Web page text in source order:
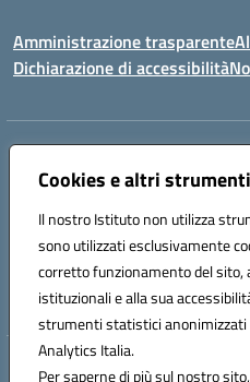
Cookies e altri
Il nostro Istituto non utilizza
sono utilizzati esclusivamente
corretto funzionamento del sito,
istituzionali e alla sua
strumenti statistici anonimizzati
Analytics Italia.
Per saperne di più sul nostro
Amministrazione trasparente
Dichiarazione di accessibilità
Indirizzo:
Centralino:+39 0836.341064
Codice fiscale: 92012610751
Codice meccanografico:
LEIC81300L
Codice unico di fatturazione (CUF):
Hosting &